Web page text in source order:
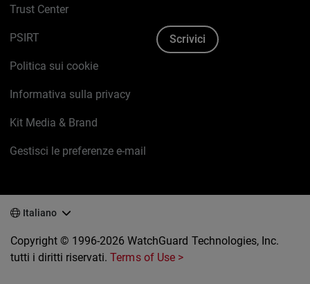
Trust Center
PSIRT
Politica sui cookie
Informativa sulla privacy
Kit Media & Brand
Gestisci le preferenze e-mail
Scrivici
Italiano
Copyright © 1996-2026 WatchGuard Technologies, Inc.
tutti i diritti riservati.Terms of Use >